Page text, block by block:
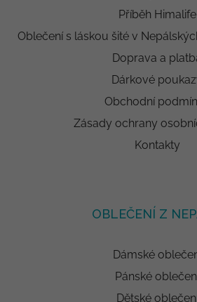
Příběh Himalife
Oblečení s láskou šité v
Doprava a
Dárkové
Obchodní
Zásady ochrany
Kontakty
OBLEČENÍ Z
Dámské
Pánské
Dětské